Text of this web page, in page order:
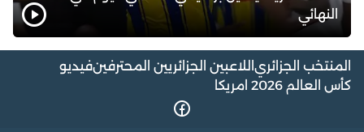
النهائي
المنتخب الجزائري اللاعبين الجزائريين المحترفينفيديو
كأس العالم 2026 امريكا